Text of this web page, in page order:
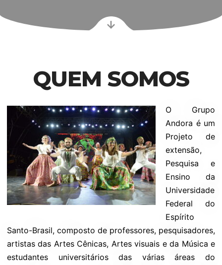
QUEM SOMOS
O Grupo
Andora é um
Projeto de
extensão,
Pesquisa e
Ensino da
Universidade
Federal do
Espírito
Santo-Brasil, composto de professores, pesquisadores,
artistas das Artes Cênicas, Artes visuais e da Música e
estudantes universitários das várias áreas do